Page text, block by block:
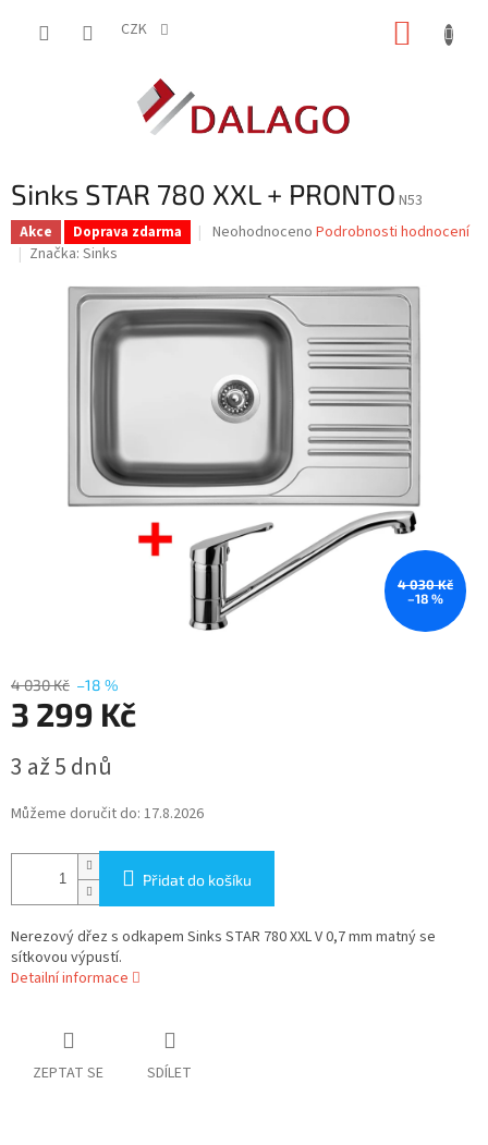
CZK
Sinks STAR 780 XXL + PRONTO N53
Akce Doprava zdarma
Průměrné
je
0,0
z
hvězdiček.
Neohodnoceno Podrobnosti hodnocení
Značka: Sinks
4 030 Kč
–18 %
4 030 Kč –18 %
3 299 Kč
cena:
3 až 5 dnů
Můžeme doručit do: 17.8.2026
Přidat do košíku
Nerezový dřez s odkapem Sinks STAR 780 XXL V 0,7 mm matný se
sítkovou výpustí.
Detailní informace
ZEPTAT SE SDÍLET